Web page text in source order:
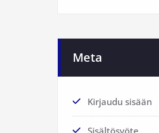
Meta
Kirjaudu sisään
Sisältösyöte